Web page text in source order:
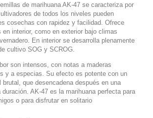
de marihuana AK-47 se caracteriza por
de todos los niveles pueden
cosechas con rapidez y facilidad. Ofrece
en interior, como en exterior bajo climas
En interior se desarrolla plenamente
cultivo SOG y SCROG.
son intensos, con notas a maderas
y a especias. Su efecto es potente con un
brutal, que desencadena después en una
duración. AK-47 es la marihuana perfecta para
o para disfrutar en solitario